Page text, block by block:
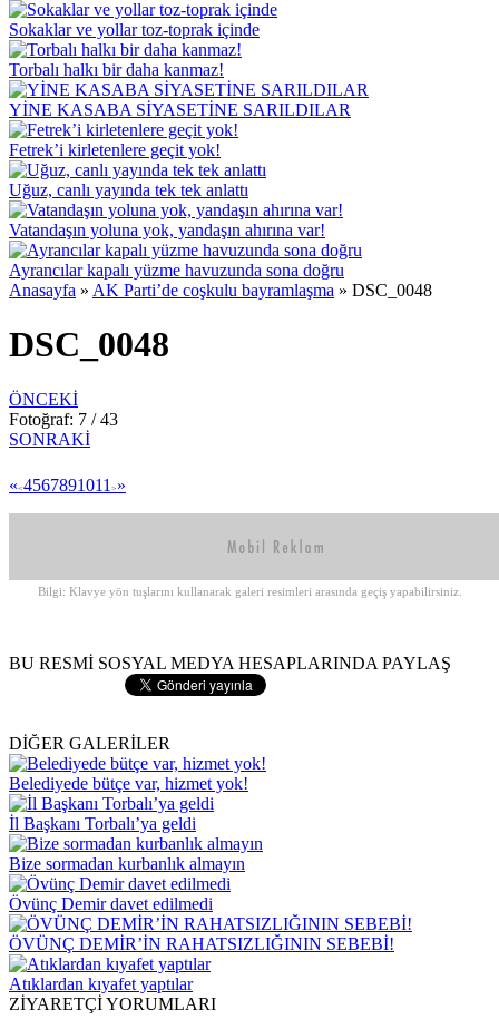
Sokaklar ve yollar toz-toprak içinde
Torbalı halkı bir daha kanmaz!
YİNE KASABA SİYASETİNE SARILDILAR
Fetrek’i kirletenlere geçit yok!
Uğuz, canlı yayında tek tek anlattı
Vatandaşın yoluna yok, yandaşın ahırına var!
Ayrancılar kapalı yüzme havuzunda sona doğru
Anasayfa » AK Parti’de coşkulu bayramlaşma » DSC_0048
DSC_0048
ÖNCEKİ
Fotoğraf: 7 / 43
SONRAKİ
«<4567891011 > »
Bilgi: Klavye yön tuşlarını kullanarak galeri resimleri arasında geçiş yapabilirsiniz.
BU RESMİ SOSYAL MEDYA HESAPLARINDA PAYLAŞ
DİĞER GALERİLER
Belediyede bütçe var, hizmet yok!
İl Başkanı Torbalı’ya geldi
Bize sormadan kurbanlık almayın
Övünç Demir davet edilmedi
ÖVÜNÇ DEMİR’İN RAHATSIZLIĞININ SEBEBİ!
Atıklardan kıyafet yaptılar
ZİYARETÇİ YORUMLARI